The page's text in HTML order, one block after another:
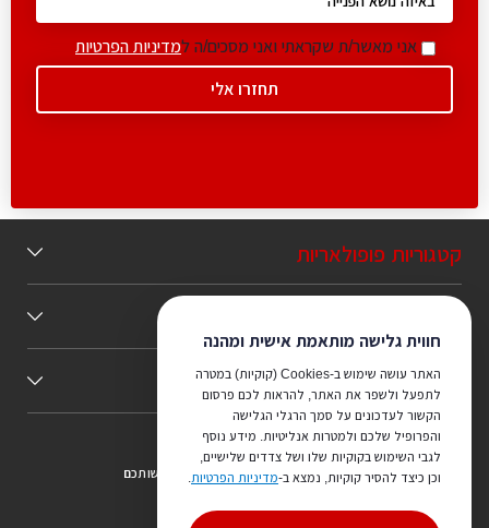
אני מאשר/ת שקראתי ואני מסכים/ה למדיניות הפרטיות
חווית גלישה מותאמת אישית ומהנה
האתר עושה שימוש ב-Cookies (קוקיות) במטרה
לתפעל ולשפר את האתר, להראות לכם פרסום
הקשור לעדכונים על סמך הרגלי הגלישה
והפרופיל שלכם ולמטרות אנליטיות. מידע נוסף
לגבי השימוש בקוקיות שלו ושל צדדים שלישיים,
וכן כיצד להסיר קוקיות, נמצא ב-מדיניות הפרטיות.
קטגוריות פופולאריות
כללי
צריכים ייעוץ מהמקצוענים שלנו? נשמח לעמוד לרשותכם